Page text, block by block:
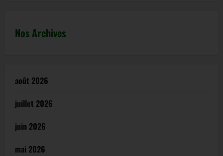
Nos Archives
août 2026
juillet 2026
juin 2026
mai 2026